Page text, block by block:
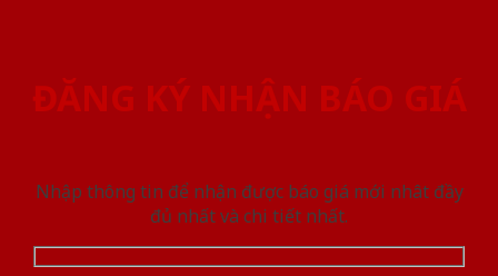
ĐĂNG KÝ NHẬN BÁO GIÁ
Nhập thông tin để nhận được báo giá mới nhât đầy
đủ nhất và chi tiết nhất.